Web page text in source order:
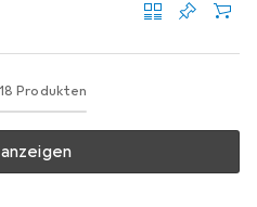
Produkten